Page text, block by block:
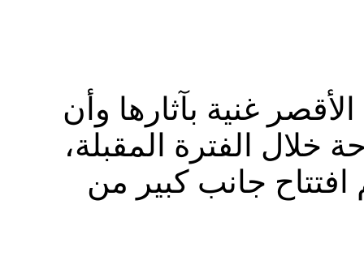
غنية بآثارها وأن
الفترة المقبلة،
جانب كبير من